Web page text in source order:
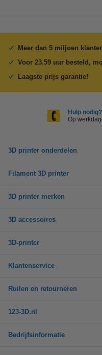
Meer dan 5 miljoen
Voor 23.59 uur besteld,
Laagste prijs garantie!
Hulp
Op
3D printer onderdelen
Filament 3D printer
3D printer merken
3D accessoires
3D-printer
Klantenservice
Ruilen en retourneren
123-3D.nl
Bedrijfsinformatie